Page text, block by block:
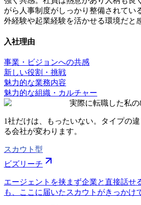
がら人事制度がしっかり整備されてい
外経験や起業経験を活かせる環境だと
入社理由
事業・ビジョンへの共感
新しい役割・挑戦
魅力的な業務内容
魅力的な組織・カルチャー
実際に転職した私の
1社だけは、もったいない。タイプの違
る会社が変わります。
スカウト型
ビズリーチ
エージェントを挟まず企業と直接話せ
も、ここに届いたスカウトがきっかけ